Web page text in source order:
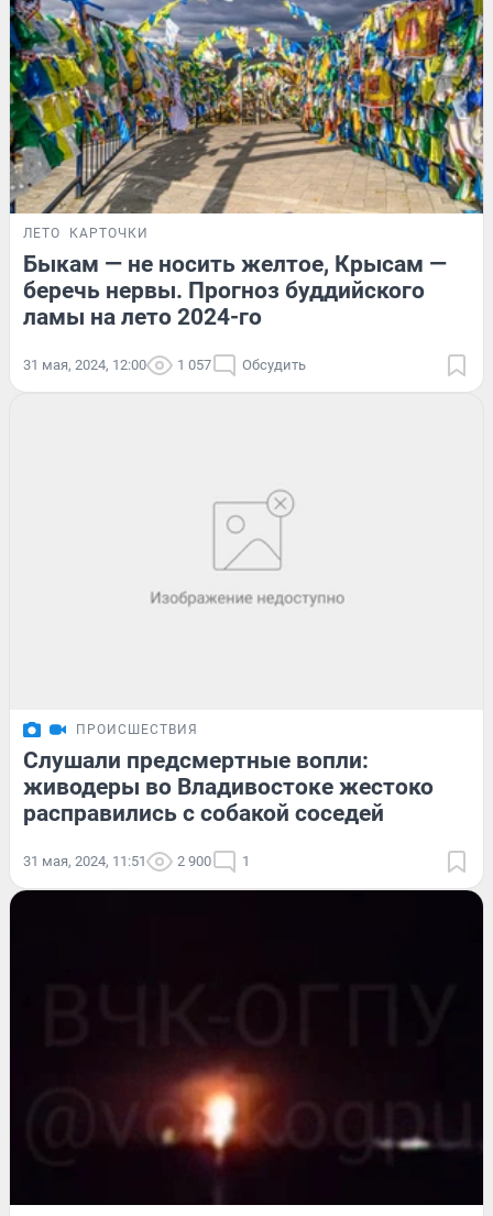
ЛЕТО КАРТОЧКИ
Быкам — не носить желтое, Крысам —
беречь нервы. Прогноз буддийского
ламы на лето 2024-го
31 мая, 2024, 12:00 1 057 Обсудить
ПРОИСШЕСТВИЯ
Слушали предсмертные вопли:
живодеры во Владивостоке жестоко
расправились с собакой соседей
31 мая, 2024, 11:51 2 900 1